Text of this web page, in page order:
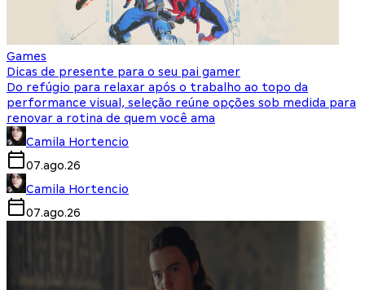
Games
Dicas de presente para o seu pai gamer
Do refúgio para relaxar após o trabalho ao topo da
performance visual, seleção reúne opções sob medida para
renovar a rotina de quem você ama
Camila Hortencio
07.ago.26
Camila Hortencio
07.ago.26